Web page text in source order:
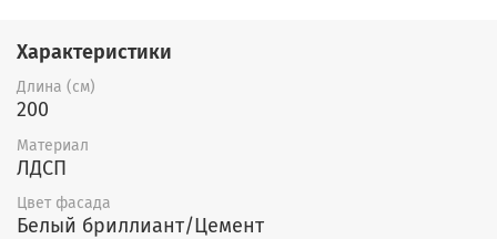
2) Стол нижний с полкой шириной
800мм+ столешница;
3) Стол нижний под накладную
мойку шириной 800мм (столешница
не предусмотрена);
Характеристики
Длина (см)
200
Материал
ЛДСП
Цвет фасада
Белый бриллиант/Цемент